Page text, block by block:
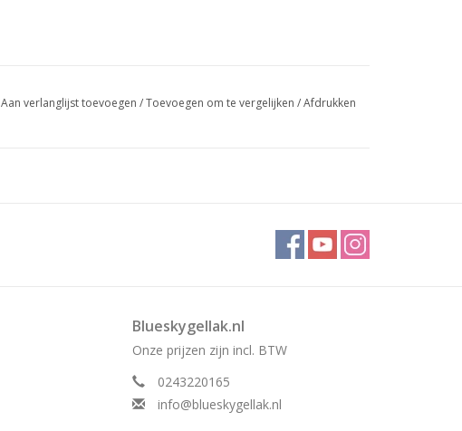
Aan verlanglijst toevoegen /Toevoegen om te vergelijken /Afdrukken
Blueskygellak.nl
Onze prijzen zijn incl. BTW
0243220165
info@blueskygellak.nl